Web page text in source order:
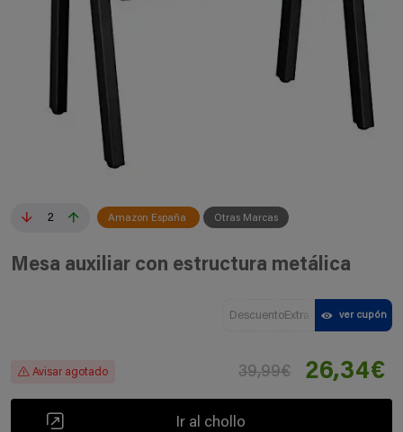
2 Amazon España Otras Marcas
Mesa auxiliar con estructura metálica
DescuentoExtra ver cupón
Avisar agotado 39,99€ 26,34€
Ir al chollo